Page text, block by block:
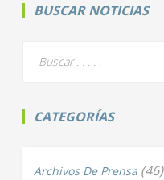
BUSCAR NOTICIAS
CATEGORÍAS
Archivos De Prensa (46)